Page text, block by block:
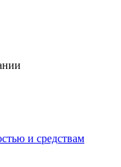
и средствам